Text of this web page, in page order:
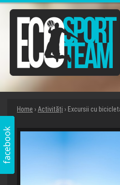
Home › Activități › Excursii cu